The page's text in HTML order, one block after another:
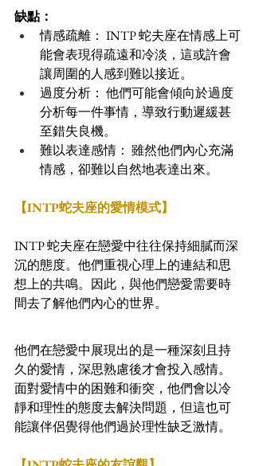
缺點：
情感疏離： INTP 蛇夫座在情感上可
能會表現得疏遠和冷淡，這或許會
讓周圍的人感到難以接近。
過度分析： 他們可能會傾向於過度
分析每一件事情，導致行動遲緩甚
至錯失良機。
難以表達感情： 雖然他們內心充滿
情感，卻難以自然地表達出來。
【INTP蛇夫座的愛情模式】
INTP 蛇夫座在戀愛中往往保持細膩而深
沉的態度。他們重視心理上的連結和思
想上的共鳴。因此，與他們戀愛需要時
間去了解他們內心的世界。
他們在戀愛中展現出的是一種深刻且持
久的愛情，深思熟慮後才會投入感情。
面對愛情中的困難和衝突，他們會以冷
靜和理性的態度去解決問題，但這也可
能讓伴侶覺得他們過於理性缺乏激情。